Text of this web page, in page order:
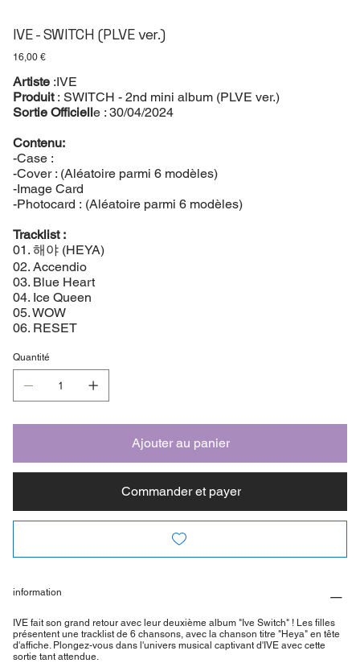
IVE - SWITCH (PLVE ver.)
Prix
16,00 €
Artiste:IVE
Produit: SWITCH - 2nd mini album (PLVE ver.)
Sortie Officielle : 30/04/2024
Contenu:
-Case :
-Cover : (Aléatoire parmi 6 modèles)
-Image Card
-Photocard : (Aléatoire parmi 6 modèles)
Tracklist :
01. 해야 (HEYA)
02. Accendio
03. Blue Heart
04. Ice Queen
05. WOW
06. RESET
Quantité
Ajouter au panier
Commander et payer
information
IVE fait son grand retour avec leur deuxième album "Ive Switch" ! Les filles
présentent une tracklist de 6 chansons, avec la chanson titre "Heya" en tête
d'affiche. Plongez-vous dans l'univers musical captivant d'IVE avec cette
sortie tant attendue.